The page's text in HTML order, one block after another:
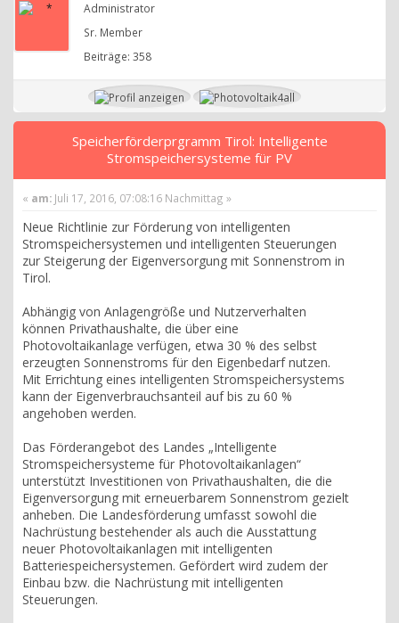
Administrator
Sr. Member
Beiträge: 358
Speicherförderprgramm Tirol: Intelligente
Stromspeichersysteme für PV
« am: Juli 17, 2016, 07:08:16 Nachmittag »
Neue Richtlinie zur Förderung von intelligenten
Stromspeichersystemen und intelligenten Steuerungen
zur Steigerung der Eigenversorgung mit Sonnenstrom in
Tirol.
Abhängig von Anlagengröße und Nutzerverhalten
können Privathaushalte, die über eine
Photovoltaikanlage verfügen, etwa 30 % des selbst
erzeugten Sonnenstroms für den Eigenbedarf nutzen.
Mit Errichtung eines intelligenten Stromspeichersystems
kann der Eigenverbrauchsanteil auf bis zu 60 %
angehoben werden.
Das Förderangebot des Landes „Intelligente
Stromspeichersysteme für Photovoltaikanlagen“
unterstützt Investitionen von Privathaushalten, die die
Eigenversorgung mit erneuerbarem Sonnenstrom gezielt
anheben. Die Landesförderung umfasst sowohl die
Nachrüstung bestehender als auch die Ausstattung
neuer Photovoltaikanlagen mit intelligenten
Batteriespeichersystemen. Gefördert wird zudem der
Einbau bzw. die Nachrüstung mit intelligenten
Steuerungen.